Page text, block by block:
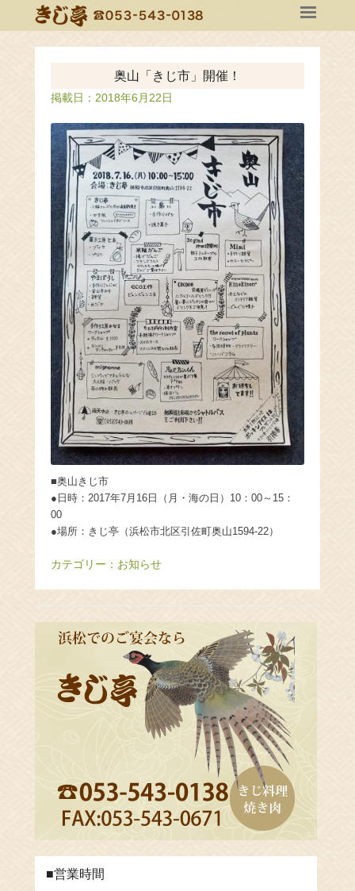
奥山「きじ市」開催！
掲載日： 2018年6月22日
■奥山きじ市
●日時：2017年7月16日（月・海の日）10：00～15：
00
●場所：きじ亭（浜松市北区引佐町奥山1594-22）
カテゴリー： お知らせ
■営業時間